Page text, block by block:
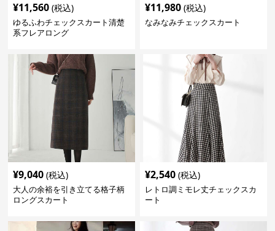
¥11,560 (税込)
ゆるふわチェックスカート清楚
系フレアロング
¥11,980 (税込)
なみなみチェックスカート
¥9,040 (税込)
大人の余裕を引き立てる格子柄
ロングスカート
¥2,540 (税込)
レトロ調ミモレ丈チェックスカ
ート